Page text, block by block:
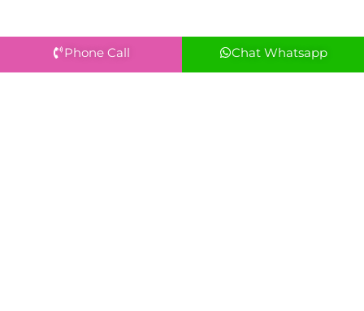
Phone Call Chat Whatsapp